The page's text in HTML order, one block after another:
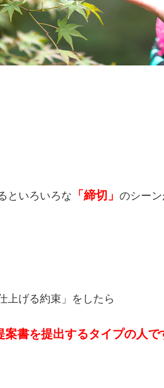
といろいろな 「締切」 のシーン
上げる約束」をしたら
案書を提出するタイプの人で